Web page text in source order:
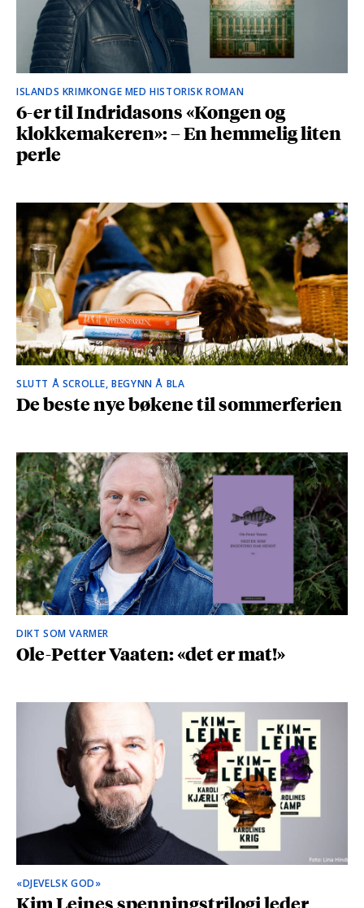
ISLANDS KRIMKONGE MED HISTORISK ROMAN
6-er til Indridasons «Kongen og
klokkemakeren»: – En hemmelig liten
perle
SLUTT Å SCROLLE, BEGYNN Å BLA
De beste nye bøkene til sommerferien
DIKT SOM VARMER
Ole-Petter Vaaten: «det er mat!»
«DJEVELSK GOD»
Kim Leines spenningstrilogi leder